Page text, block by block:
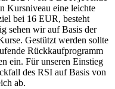
Kursniveau eine leichte
bei 16 EUR, besteht
sehen wir auf Basis der
Gestützt werden sollte
Rückkaufprogramm
ein. Für unseren Einstieg
des RSI auf Basis von
ab.